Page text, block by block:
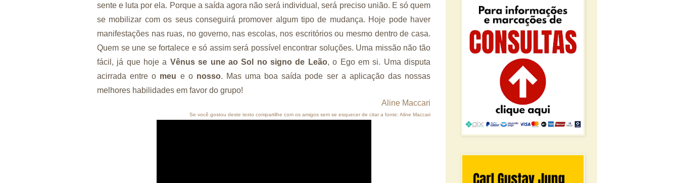
sente e luta por ela. Porque a saída agora não será individual, será preciso união. E só quem
se mobilizar com os seus conseguirá promover algum tipo de mudança. Hoje pode haver
manifestações nas ruas, no governo, nas escolas, nos escritórios ou mesmo dentro de casa.
Quem se une se fortalece e só assim será possível encontrar soluções. Uma missão não tão
fácil, já que hoje a Vênus se une ao Sol no signo de Leão, o Ego em si. Uma disputa
acirrada entre o meu e o nosso. Mas uma boa saída pode ser a aplicação das nossas
melhores habilidades em favor do grupo!
Aline Maccari
Se você gostou deste texto compartilhe com os amigos sem se esquecer de citar a fonte: Aline Maccari